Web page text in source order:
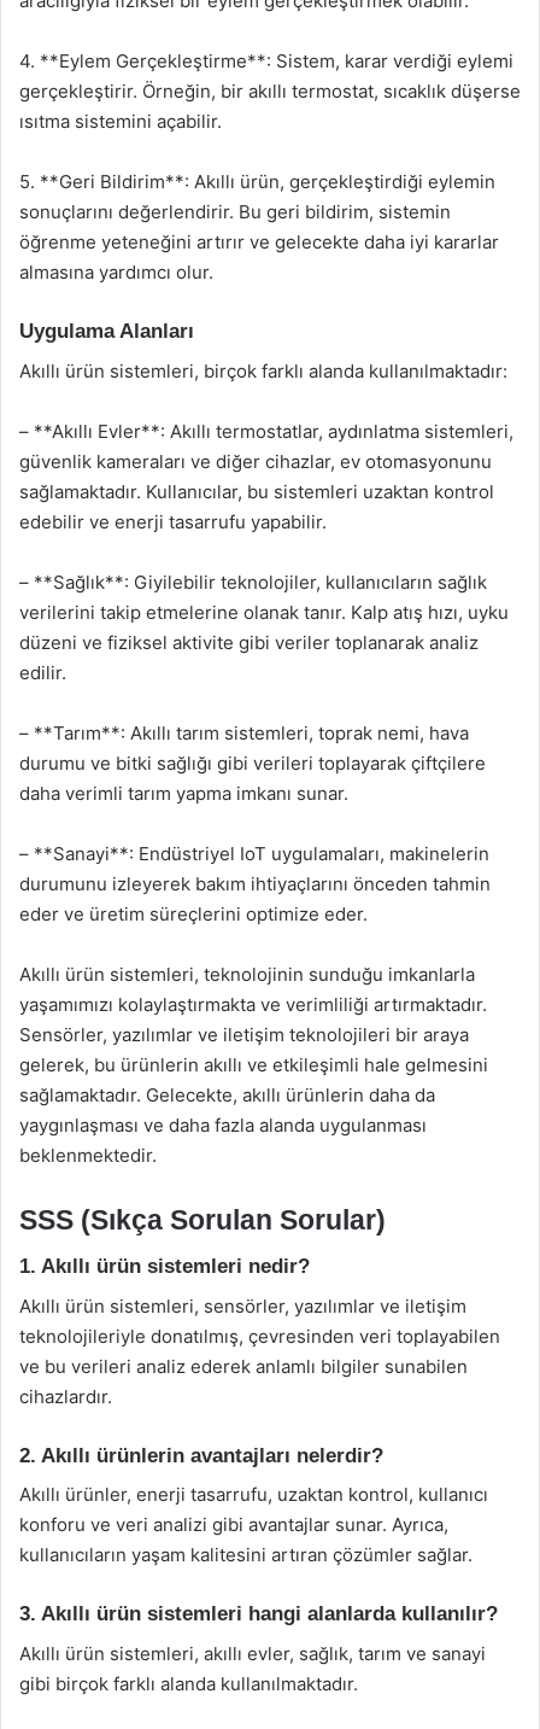
4. **Eylem Gerçekleştirme**: Sistem, karar verdiği eylemi
gerçekleştirir. Örneğin, bir akıllı termostat, sıcaklık düşerse
ısıtma sistemini açabilir.
5. **Geri Bildirim**: Akıllı ürün, gerçekleştirdiği eylemin
sonuçlarını değerlendirir. Bu geri bildirim, sistemin
öğrenme yeteneğini artırır ve gelecekte daha iyi kararlar
almasına yardımcı olur.
Uygulama Alanları
Akıllı ürün sistemleri, birçok farklı alanda kullanılmaktadır:
– **Akıllı Evler**: Akıllı termostatlar, aydınlatma sistemleri,
güvenlik kameraları ve diğer cihazlar, ev otomasyonunu
sağlamaktadır. Kullanıcılar, bu sistemleri uzaktan kontrol
edebilir ve enerji tasarrufu yapabilir.
– **Sağlık**: Giyilebilir teknolojiler, kullanıcıların sağlık
verilerini takip etmelerine olanak tanır. Kalp atış hızı, uyku
düzeni ve fiziksel aktivite gibi veriler toplanarak analiz
edilir.
– **Tarım**: Akıllı tarım sistemleri, toprak nemi, hava
durumu ve bitki sağlığı gibi verileri toplayarak çiftçilere
daha verimli tarım yapma imkanı sunar.
– **Sanayi**: Endüstriyel IoT uygulamaları, makinelerin
durumunu izleyerek bakım ihtiyaçlarını önceden tahmin
eder ve üretim süreçlerini optimize eder.
Akıllı ürün sistemleri, teknolojinin sunduğu imkanlarla
yaşamımızı kolaylaştırmakta ve verimliliği artırmaktadır.
Sensörler, yazılımlar ve iletişim teknolojileri bir araya
gelerek, bu ürünlerin akıllı ve etkileşimli hale gelmesini
sağlamaktadır. Gelecekte, akıllı ürünlerin daha da
yaygınlaşması ve daha fazla alanda uygulanması
beklenmektedir.
SSS (Sıkça Sorulan Sorular)
1. Akıllı ürün sistemleri nedir?
Akıllı ürün sistemleri, sensörler, yazılımlar ve iletişim
teknolojileriyle donatılmış, çevresinden veri toplayabilen
ve bu verileri analiz ederek anlamlı bilgiler sunabilen
cihazlardır.
2. Akıllı ürünlerin avantajları nelerdir?
Akıllı ürünler, enerji tasarrufu, uzaktan kontrol, kullanıcı
konforu ve veri analizi gibi avantajlar sunar. Ayrıca,
kullanıcıların yaşam kalitesini artıran çözümler sağlar.
3. Akıllı ürün sistemleri hangi alanlarda kullanılır?
Akıllı ürün sistemleri, akıllı evler, sağlık, tarım ve sanayi
gibi birçok farklı alanda kullanılmaktadır.